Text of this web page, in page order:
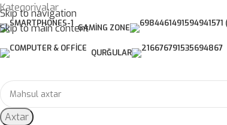
Skip to navigation
Skip to main content
Kateqoriyalar
GAMING ZONE
QURĞULAR
Axtar